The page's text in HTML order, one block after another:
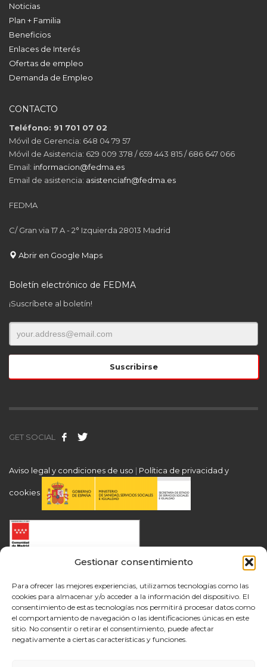
Gestionar consentimiento
Para ofrecer las mejores experiencias, utilizamos tecnologías como las
cookies para almacenar y/o acceder a la información del dispositivo. El
consentimiento de estas tecnologías nos permitirá procesar datos como
el comportamiento de navegación o las identificaciones únicas en este
sitio. No consentir o retirar el consentimiento, puede afectar
negativamente a ciertas características y funciones.
Noticias
Plan + Familia
Beneficios
Enlaces de Interés
Ofertas de empleo
Demanda de Empleo
CONTACTO
Teléfono: 91 701 07 02
Móvil de Gerencia: 648 04 79 57
Móvil de Asistencia: 629 009 378 / 659 443 815 / 686 647 066
Email: informacion@fedma.es
Email de asistencia: asistenciafn@fedma.es
FEDMA
C/ Gran via 17 A - 2° Izquierda 28013 Madrid
Abrir en Google Maps
Boletín electrónico de FEDMA
¡Suscríbete al boletín!
GET SOCIAL
Aviso legal y condiciones de uso | Política de privacidad y
cookies